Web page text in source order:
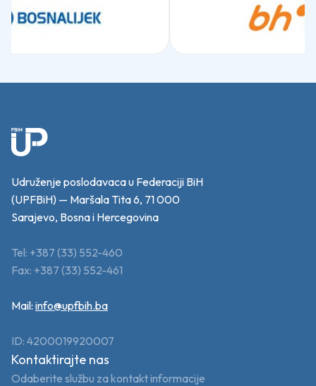
Udruženje poslodavaca u Federaciji BiH
(UPFBiH) — Maršala Tita 6, 71 000
Sarajevo, Bosna i Hercegovina
Tel: +387 (33) 552-460
Fax: +387 (33) 552-461
Mail: info@upfbih.ba
ID: 4200019920007
Kontaktirajte nas
Odaberite službu za kontakt informacije